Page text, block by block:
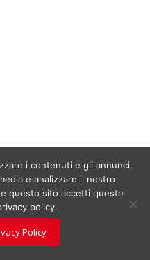
i contenuti e gli annunci,
e analizzare il nostro
questo sito accetti queste
policy.
Policy